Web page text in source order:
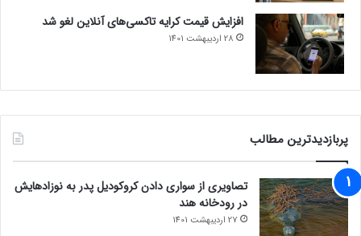
افزایش قیمت کرایه تاکسی‌های آنلاین لغو شد
28 اردیبهشت 1401
پربازدیدترین مطالب
تصاویری از سواری دادن کروکودیل پدر به نوزادهایش
در رودخانه هند
27 اردیبهشت 1401